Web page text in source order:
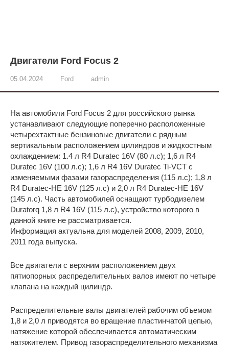
Двигатели Ford Focus 2
05.04.2024 Ford admin
На автомобили Ford Focus 2 для российского рынка
устанавливают следующие поперечно расположенные
четырехтактные бензиновые двигатели с рядным
вертикальным расположением цилиндров и жидкостным
охлаждением: 1.4 л R4 Duratec 16V (80 л.с); 1,6 л R4
Duratec 16V (100 л.с); 1,6 л R4 16V Duratec Ti-VCT с
изменяемыми фазами газораспределения (115 л.с); 1,8 л
R4 Duratec-HE 16V (125 л.с) и 2,0 л R4 Duratec-HE 16V
(145 л.с). Часть автомобилей оснащают турбодизелем
Duratorq 1,8 л R4 16V (115 л.с), устройство которого в
данной книге не рассматривается.
Информация актуальна для моделей 2008, 2009, 2010,
2011 года выпуска.
Все двигатели с верхним расположением двух
пятиопорных распределительных валов имеют по четыре
клапана на каждый цилиндр.
Распределительные валы двигателей рабочим объемом
1,8 и 2,0 л приводятся во вращение пластинчатой цепью,
натяжение которой обеспечивается автоматическим
натяжителем. Привод газораспределительного механизма